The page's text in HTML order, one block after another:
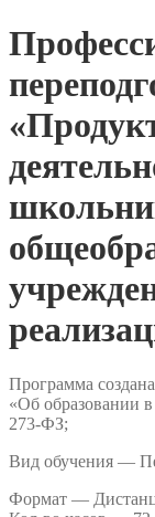
Программа
«Об образовании
273-ФЗ;
Вид обучения —
Формат —